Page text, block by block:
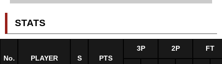
STATS
No. PLAYER S PTS
3P 2P FT